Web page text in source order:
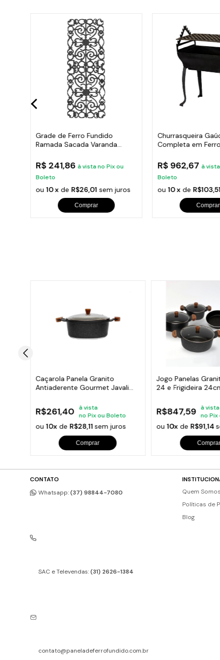
Grade de Ferro Fundido
Ramada Sacada Varanda
R$ 241,86 à vista no Pix ou
Boleto
ou10 x de R$26,01 sem juros
Comprar
Churrasqueira
Completa em
R$ 962,67 à
Boleto
ou10 x de
Comprar
Caçarola Panela Granito
Antiaderente Gourmet Javali
R$261,40
à vista
no Pix ou Boleto
ou10x de R$28,11sem juros
Comprar
Jogo Panelas
24 e Frigideira
R$847,59
à vista
no
ou10x de R$91,14
CONTATO
Whatsapp:(37) 98844-7080
SAC e Televendas:(31) 2626-1384
contato@paneladeferrofundido.com.br
Quem
Políticas de
Blog